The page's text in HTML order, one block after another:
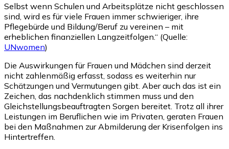
Selbst wenn Schulen und Arbeitsplätze nicht geschlossen
sind, wird es für viele Frauen immer schwieriger, ihre
Pflegebürde und Bildung/Beruf zu vereinen – mit
erheblichen finanziellen Langzeitfolgen.“ (Quelle:
UNwomen)
Die Auswirkungen für Frauen und Mädchen sind derzeit
nicht zahlenmäßig erfasst, sodass es weiterhin nur
Schätzungen und Vermutungen gibt. Aber auch das ist ein
Zeichen, das nachdenklich stimmen muss und den
Gleichstellungsbeauftragten Sorgen bereitet. Trotz all ihrer
Leistungen im Beruflichen wie im Privaten, geraten Frauen
bei den Maßnahmen zur Abmilderung der Krisenfolgen ins
Hintertreffen.